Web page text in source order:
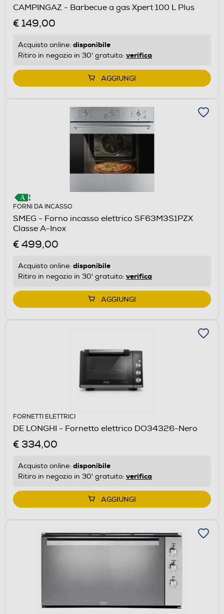
CAMPINGAZ - Barbecue a gas Xpert 100 L Plus
€ 149,00
Acquisto online: disponibile
Ritiro in negozio in 30' gratuito: verifica
AGGIUNGI
FORNI DA INCASSO
SMEG - Forno incasso elettrico SF63M3S1PZX
Classe A-Inox
€ 499,00
Acquisto online: disponibile
Ritiro in negozio in 30' gratuito: verifica
AGGIUNGI
FORNETTI ELETTRICI
DE LONGHI - Fornetto elettrico DO34326-Nero
€ 334,00
Acquisto online: disponibile
Ritiro in negozio in 30' gratuito: verifica
AGGIUNGI